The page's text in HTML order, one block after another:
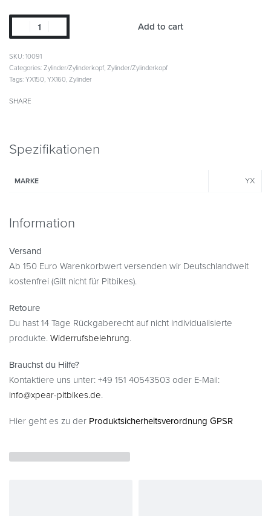
Add to cart
SKU: 10091
Categories: Zylinder/Zylinderkopf, Zylinder/Zylinderkopf
Tags: YX150, YX160, Zylinder
SHARE
Spezifikationen
MARKE YX
Information
Versand
Ab 150 Euro Warenkorbwert versenden wir Deutschlandweit
kostenfrei (Gilt nicht für Pitbikes).
Retoure
Du hast 14 Tage Rückgaberecht auf nicht individualisierte
produkte. Widerrufsbelehrung.
Brauchst du Hilfe?
Kontaktiere uns unter: +49 151 40543503 oder E-Mail:
info@xpear-pitbikes.de.
Hier geht es zu der Produktsicherheitsverordnung GPSR